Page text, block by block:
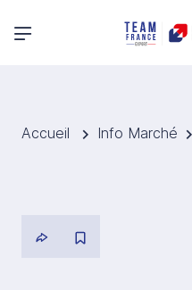
Menu principal
Accueil Info Marché